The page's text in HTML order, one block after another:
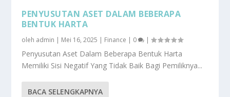
PENYUSUTAN ASET DALAM BEBERAPA
BENTUK HARTA
oleh admin | Mei 16, 2025 | Finance | 0 |
Penyusutan Aset Dalam Beberapa Bentuk Harta
Memiliki Sisi Negatif Yang Tidak Baik Bagi Pemiliknya...
BACA SELENGKAPNYA